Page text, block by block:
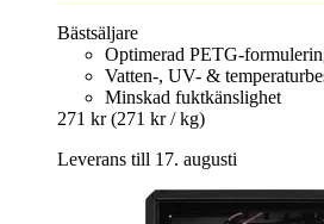
Bästsäljare
Optimerad PETG-
Vatten-, UV- &
Minskad fuktkänslighet
271 kr (271 kr / kg)
Leverans till 17. augusti